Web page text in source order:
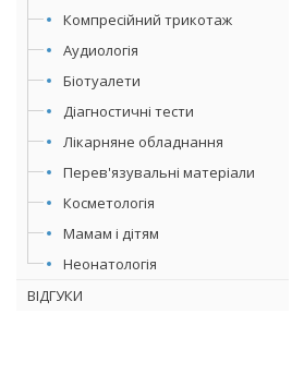
Компресійний трикотаж
Аудиологія
Біотуалети
Діагностичні тести
Лікарняне обладнання
Перев'язувальні матеріали
Косметологія
Мамам і дітям
Неонатологія
ВІДГУКИ